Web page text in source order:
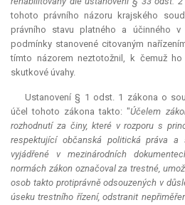
tohoto právního názoru krajského
právního stavu platného a účinného v
podmínky stanovené citovaným
tímto názorem neztotožnil, k čemuž
skutkové úvahy.
Ustanovení § 1 odst. 1 zákona o
účel tohoto zákona takto: "Účelem
rozhodnutí za činy, které v rozporu s
respektující občanská politická práva a
vyjádřené v mezinárodních
normách zákon označoval za trestné,
osob takto protiprávně odsouzených v
úseku trestního řízení, odstranit